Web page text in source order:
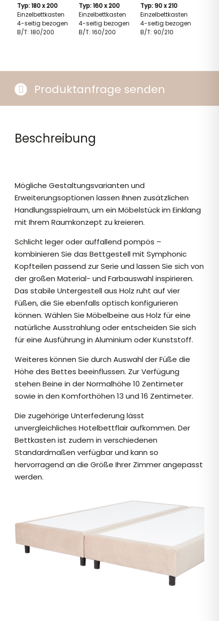
Typ: 180 x 200 Typ: 160 x 200
Typ: 90 x 210
Einzelbettkasten
4-seitig bezogen
B/T: 180/200
Einzelbettkasten
4-seitig bezogen
B/T: 160/200
Einzelbettkasten
4-seitig bezogen
B/T: 90/210
Produktanfrage senden
Beschreibung
Mögliche Gestaltungsvarianten und
Erweiterungsoptionen lassen Ihnen zusätzlichen
Handlungsspielraum, um ein Möbelstück im Einklang
mit Ihrem Raumkonzept zu kreieren.
Schlicht leger oder auffallend pompös –
kombinieren Sie das Bettgestell mit Symphonic
Kopfteilen passend zur Serie und lassen Sie sich von
der großen Material- und Farbauswahl inspirieren.
Das stabile Untergestell aus Holz ruht auf vier
Füßen, die Sie ebenfalls optisch konfigurieren
können. Wählen Sie Möbelbeine aus Holz für eine
natürliche Ausstrahlung oder entscheiden Sie sich
für eine Ausführung in Aluminium oder Kunststoff.
Weiteres können Sie durch Auswahl der Füße die
Höhe des Bettes beeinflussen. Zur Verfügung
stehen Beine in der Normalhöhe 10 Zentimeter
sowie in den Komforthöhen 13 und 16 Zentimeter.
Die zugehörige Unterfederung lässt
unvergleichliches Hotelbettflair aufkommen. Der
Bettkasten ist zudem in verschiedenen
Standardmaßen verfügbar und kann so
hervorragend an die Größe Ihrer Zimmer angepasst
werden.